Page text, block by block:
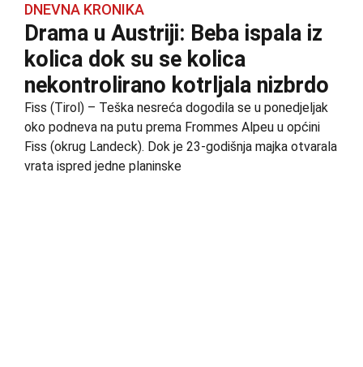
DNEVNA KRONIKA
Drama u Austriji: Beba ispala iz
kolica dok su se kolica
nekontrolirano kotrljala nizbrdo
Fiss (Tirol) – Teška nesreća dogodila se u ponedjeljak
oko podneva na putu prema Frommes Alpeu u općini
Fiss (okrug Landeck). Dok je 23‑godišnja majka otvarala
vrata ispred jedne planinske